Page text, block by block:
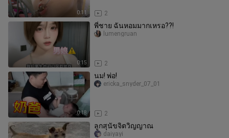
0:11 2
0:15
พี่ชาย ฉันหอมมากเหรอ??!
2
lumengruan
0:18
นม! พ่อ!
2
ericka_snyder_07_01
ลูกสุนัขจิตวิญญาณ
daiyayi